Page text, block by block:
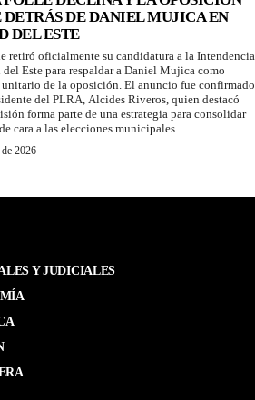
DETRÁS DE DANIEL MUJICA EN
DEL ESTE
retiró oficialmente su candidatura a la Intendencia
Este para respaldar a Daniel Mujica como
de la oposición. El anuncio fue confirmado
del PLRA, Alcides Riveros, quien destacó
forma parte de una estrategia para consolidar
cara a las elecciones municipales.
2026
Y JUDICIALES